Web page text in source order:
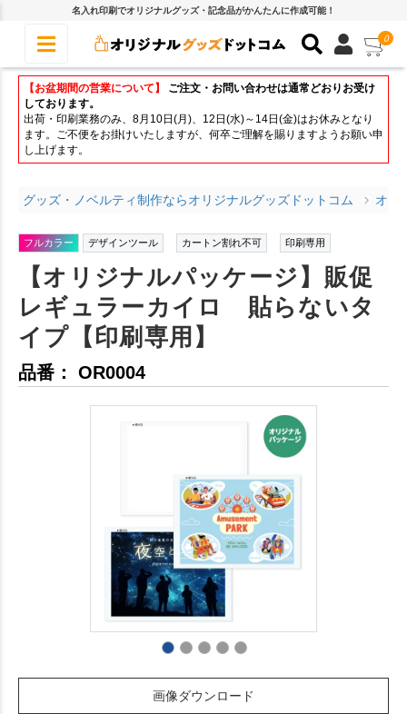
名入れ印刷でオリジナルグッズ・記念品がかんたんに作成可能！
0
【お盆期間の営業について】
ご注文・お問い合わせは通常どおりお受け
しております。
出荷・印刷業務のみ、8月10日(月)、12日(水)～14日(金)はお休みとなり
ます。ご不便をお掛けいたしますが、何卒ご理解を賜りますようお願い申
し上げます。
グッズ・ノベルティ制作ならオリジナルグッズドットコム オリ
フルカラー デザインツール カートン割れ不可 印刷専用
【オリジナルパッケージ】販促
レギュラーカイロ 貼らないタ
イプ【印刷専用】
品番： OR0004
画像ダウンロード